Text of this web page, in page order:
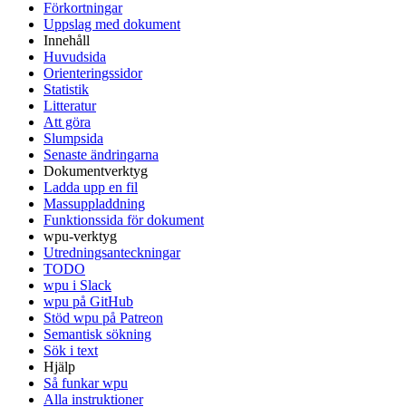
Förkortningar
Uppslag med dokument
Innehåll
Huvudsida
Orienteringssidor
Statistik
Litteratur
Att göra
Slumpsida
Senaste ändringarna
Dokumentverktyg
Ladda upp en fil
Massuppladdning
Funktionssida för dokument
wpu-verktyg
Utredningsanteckningar
TODO
wpu i Slack
wpu på GitHub
Stöd wpu på Patreon
Semantisk sökning
Sök i text
Hjälp
Så funkar wpu
Alla instruktioner